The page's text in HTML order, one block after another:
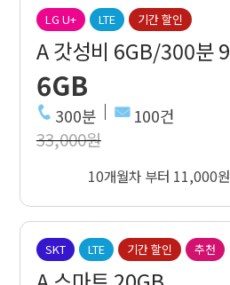
LG U+ LTE 기간 할인
A 갓성비 6GB/300분 9
6GB
300분 100건
33,000원
10개월차 부터 11,000원
SKT LTE 기간 할인 추천